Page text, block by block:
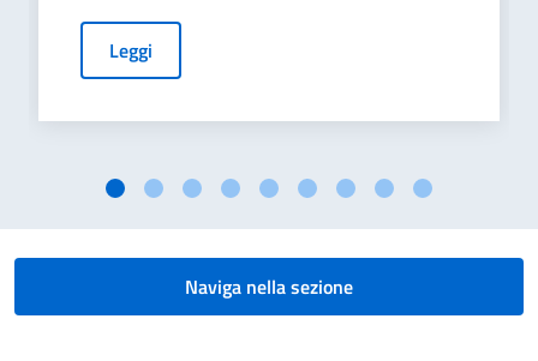
Leggi
Naviga nella sezione